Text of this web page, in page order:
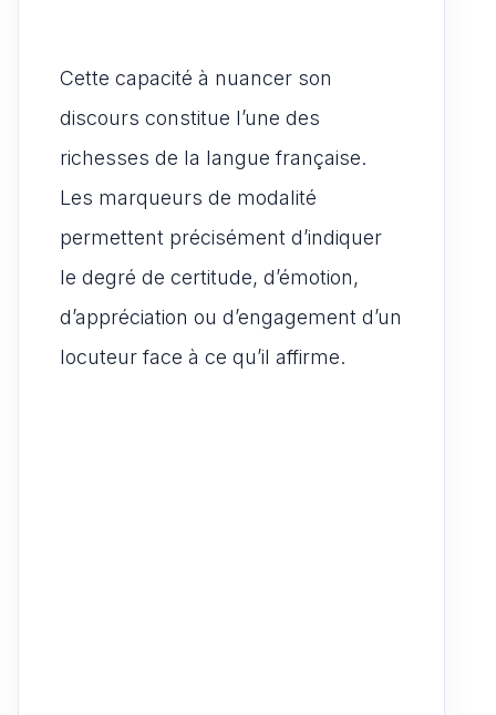
Cette capacité à nuancer son
discours constitue l’une des
richesses de la langue française.
Les marqueurs de modalité
permettent précisément d’indiquer
le degré de certitude, d’émotion,
d’appréciation ou d’engagement d’un
locuteur face à ce qu’il affirme.